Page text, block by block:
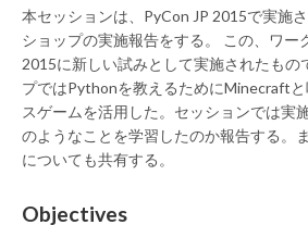
本セッションは、PyCon JP 2015で実施
ショップの実施報告をする。 この、ワー
2015に新しい試みとして実施されたもの
プではPythonを教えるためにMinecraft
スゲームを活用した。セッションでは実
のようなことを学習したのか報告する。
についても共有する。
Objectives